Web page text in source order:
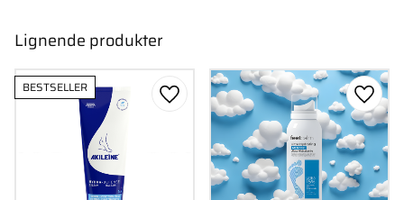
Lignende produkter
BESTSELLER
Gem som favorit Gem